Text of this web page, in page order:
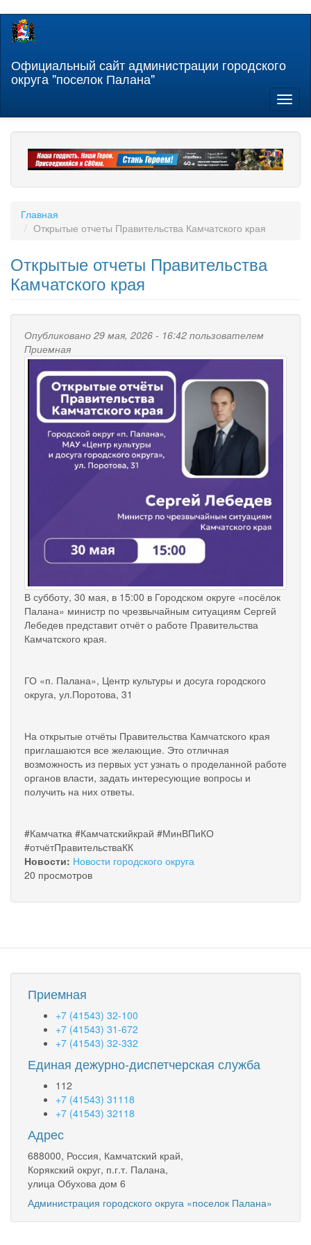
Перейти
содержанию
Официальный сайт администрации городского
округа "поселок Палана"
Главная
Открытые отчеты Правительства Камчатского края
Открытые отчеты Правительства
Камчатского края
Опубликовано 29 мая, 2026 - 16:42 пользователем
Приемная
В субботу, 30 мая, в 15:00 в Городском округе «посёлок
Палана» министр по чрезвычайным ситуациям Сергей
Лебедев представит отчёт о работе Правительства
Камчатского края.
ГО «п. Палана», Центр культуры и досуга городского
округа, ул.Поротова, 31
️На открытые отчёты Правительства Камчатского края
приглашаются все желающие. Это отличная
возможность из первых уст узнать о проделанной работе
органов власти, задать интересующие вопросы и
получить на них ответы.
#Камчатка #Камчатскийкрай #МинВПиКО
#отчётПравительстваКК
Новости: Новости городского округа
20 просмотров
Приемная
+7 (41543) 32-100
+7 (41543) 31-672
+7 (41543) 32-332
Единая дежурно-диспетчерская служба
112
+7 (41543) 31118
+7 (41543) 32118
Адрес
688000, Россия, Камчатский край,
Корякский округ, п.г.т. Палана,
улица Обухова дом 6
Администрация городского округа «поселок Палана»